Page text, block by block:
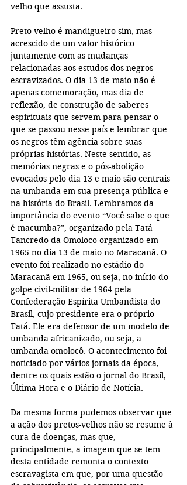
velho que assusta.
Preto velho é mandigueiro sim, mas
acrescido de um valor histórico
juntamente com as mudanças
relacionadas aos estudos dos negros
escravizados. O dia 13 de maio não é
apenas comemoração, mas dia de
reflexão, de construção de saberes
espirituais que servem para pensar o
que se passou nesse país e lembrar que
os negros têm agência sobre suas
próprias histórias. Neste sentido, as
memórias negras e o pós-abolição
evocados pelo dia 13 e maio são centrais
na umbanda em sua presença pública e
na história do Brasil. Lembramos da
importância do evento “Você sabe o que
é macumba?”, organizado pela Tatá
Tancredo da Omoloco organizado em
1965 no dia 13 de maio no Maracanã. O
evento foi realizado no estádio do
Maracanã em 1965, ou seja, no início do
golpe civil-militar de 1964 pela
Confederação Espírita Umbandista do
Brasil, cujo presidente era o próprio
Tatá. Ele era defensor de um modelo de
umbanda africanizado, ou seja, a
umbanda omolocô. O acontecimento foi
noticiado por vários jornais da época,
dentre os quais estão o jornal do Brasil,
Última Hora e o Diário de Notícia.
Da mesma forma pudemos observar que
a ação dos pretos-velhos não se resume à
cura de doenças, mas que,
principalmente, a imagem que se tem
desta entidade remonta o contexto
escravagista em que, por uma questão